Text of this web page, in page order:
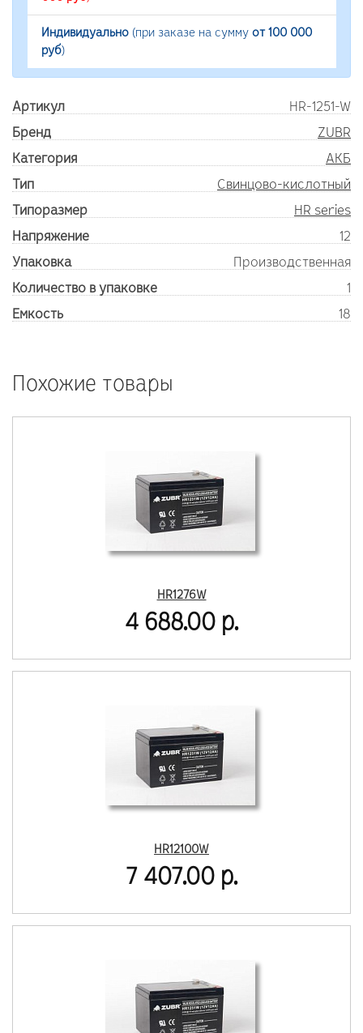
Индивидуально (при заказе на сумму от 100 000
руб)
Артикул
HR-1251-W
Бренд
ZUBR
Категория
АКБ
Тип
Свинцово-кислотный
Типоразмер
HR series
Напряжение
12
Упаковка
Производственная
Количество в упаковке
1
Емкость
18
Похожие товары
HR1276W
4 688.00 р.
HR12100W
7 407.00 р.